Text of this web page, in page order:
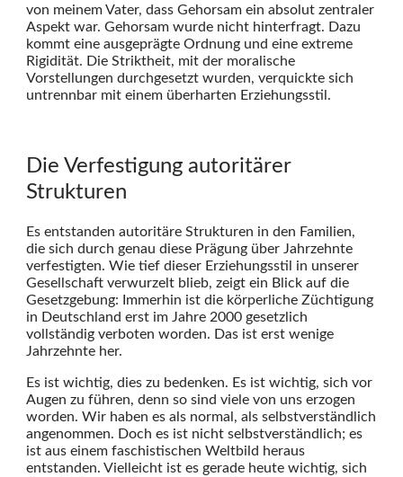
von meinem Vater, dass Gehorsam ein absolut zentraler
Aspekt war. Gehorsam wurde nicht hinterfragt. Dazu
kommt eine ausgeprägte Ordnung und eine extreme
Rigidität. Die Striktheit, mit der moralische
Vorstellungen durchgesetzt wurden, verquickte sich
untrennbar mit einem überharten Erziehungsstil.
Die Verfestigung autoritärer
Strukturen
Es entstanden autoritäre Strukturen in den Familien,
die sich durch genau diese Prägung über Jahrzehnte
verfestigten. Wie tief dieser Erziehungsstil in unserer
Gesellschaft verwurzelt blieb, zeigt ein Blick auf die
Gesetzgebung: Immerhin ist die körperliche Züchtigung
in Deutschland erst im Jahre 2000 gesetzlich
vollständig verboten worden. Das ist erst wenige
Jahrzehnte her.
Es ist wichtig, dies zu bedenken. Es ist wichtig, sich vor
Augen zu führen, denn so sind viele von uns erzogen
worden. Wir haben es als normal, als selbstverständlich
angenommen. Doch es ist nicht selbstverständlich; es
ist aus einem faschistischen Weltbild heraus
entstanden. Vielleicht ist es gerade heute wichtig, sich